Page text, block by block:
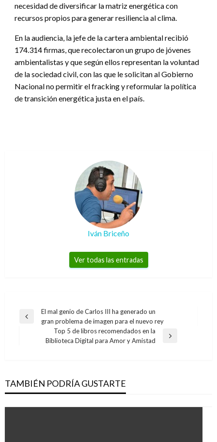
necesidad de diversificar la matriz energética con
recursos propios para generar resiliencia al clima.
En la audiencia, la jefe de la cartera ambiental recibió
174.314 firmas, que recolectaron un grupo de jóvenes
ambientalistas y que según ellos representan la voluntad
de la sociedad civil, con las que le solicitan al Gobierno
Nacional no permitir el fracking y reformular la política
de transición energética justa en el país.
Iván Briceño
Ver todas las entradas
Navegación
entradas
Entrada
El mal genio de Carlos III ha generado un
gran problema de imagen para el nuevo rey
Entrada
Top 5 de libros recomendados en la
Biblioteca Digital para Amor y Amistad
TAMBIÉN PODRÍA GUSTARTE